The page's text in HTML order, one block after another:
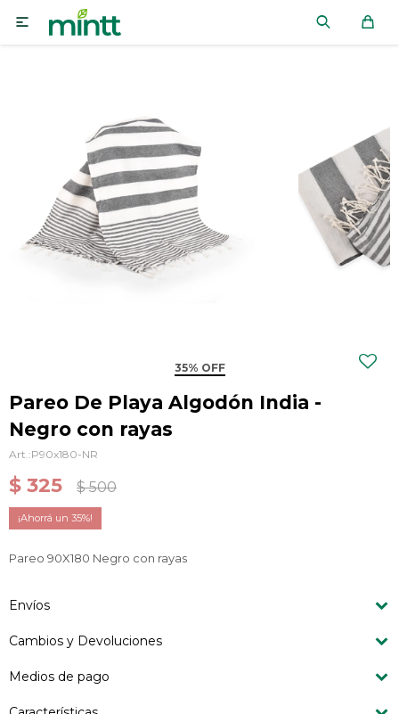

35% OFF
Pareo De Playa Algodón India -
Negro con rayas
P90x180-NR
$ 325 $ 500
35
Pareo 90X180 Negro con rayas
Envíos
Cambios y Devoluciones
Medios de pago